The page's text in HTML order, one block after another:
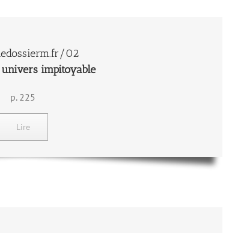
02
univers impitoyable
p. 225
Lire